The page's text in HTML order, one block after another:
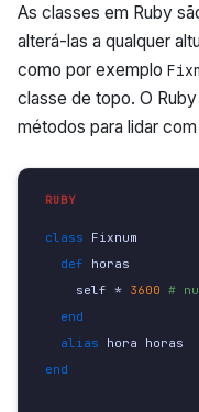
As classes em Ruby
alterá-las a qualquer
como por exemplo
classe de topo. O
métodos para lidar
class Fixnum
def horas
self * 3600 #
end
alias
hora
horas
end